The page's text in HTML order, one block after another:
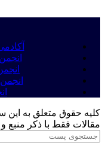
کلیه حقوق متعلق به این
مقالات فقط با ذکر منبع